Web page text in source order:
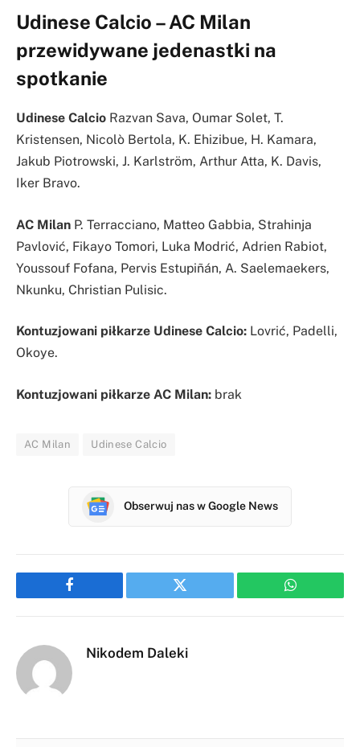
Udinese Calcio – AC Milan
przewidywane jedenastki na
spotkanie
Udinese Calcio Razvan Sava, Oumar Solet, T.
Kristensen, Nicolò Bertola, K. Ehizibue, H. Kamara,
Jakub Piotrowski, J. Karlström, Arthur Atta, K. Davis,
Iker Bravo.
AC Milan P. Terracciano, Matteo Gabbia, Strahinja
Pavlović, Fikayo Tomori, Luka Modrić, Adrien Rabiot,
Youssouf Fofana, Pervis Estupiñán, A. Saelemaekers,
Nkunku, Christian Pulisic.
Kontuzjowani piłkarze Udinese Calcio: Lovrić, Padelli,
Okoye.
Kontuzjowani piłkarze AC Milan: brak
AC Milan Udinese Calcio
Obserwuj nas w Google News
Facebook Twitter WhatsApp
Nikodem Daleki